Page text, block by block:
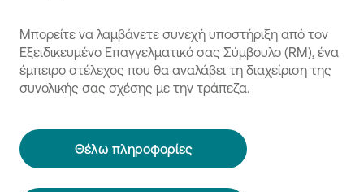
Μπορείτε να λαμβάνετε συνεχή υποστήριξη από τον
Εξειδικευμένο Επαγγελματικό σας Σύμβουλο (RM), ένα
έμπειρο στέλεχος που θα αναλάβει τη διαχείριση της
συνολικής σας σχέσης με την τράπεζα.
Θέλω πληροφορίες